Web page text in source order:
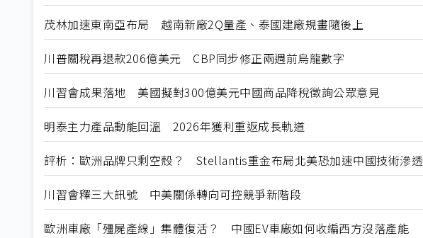
茂林加速東南亞布局 越南新廠2Q量產、泰國建廠規畫隨後上
川普關稅再退款206億美元 CBP同步修正兩週前烏龍數字
川習會成果落地 美國擬對300億美元中國商品降稅徵詢公眾意見
明泰主力產品動能回溫 2026年獲利重返成長軌道
評析：歐洲品牌只剩空殼？ Stellantis重金布局北美恐加速中國技術滲透
川習會釋三大訊號 中美關係轉向可控競爭新階段
歐洲車廠「殭屍產線」集體復活？ 中國EV車廠如何收編西方沒落產能